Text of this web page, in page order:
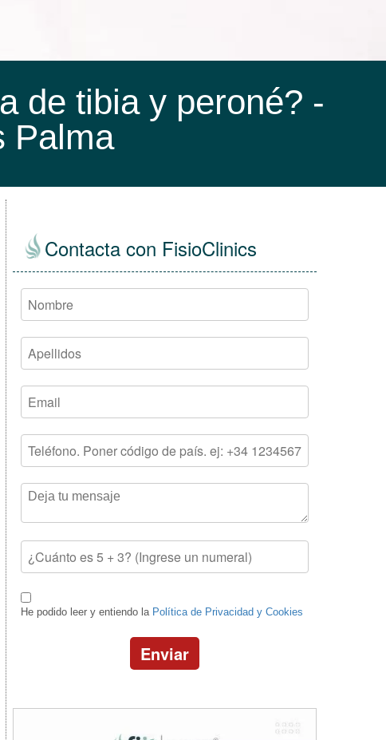
de tibia y peroné? -
Palma
Contacta con FisioClinics
He podido leer y entiendo la Política de Privacidad y Cookies
Enviar